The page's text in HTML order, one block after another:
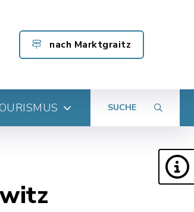
nach Marktgraitz
SUCHE